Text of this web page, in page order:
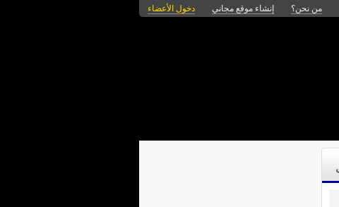
من نحن؟ إنشاء موقع مجاني دخول الأعضاء